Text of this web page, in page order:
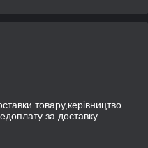
товару,керівництво
за доставку